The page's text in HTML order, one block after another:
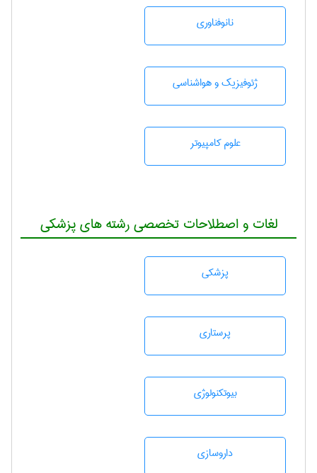
نانوفناوری
ژئوفيزيك و هواشناسی
علوم کامپیوتر
لغات و اصطلاحات تخصصی رشته های پزشکی
پزشكی
پرستاری
بيوتكنولوژی
داروسازی